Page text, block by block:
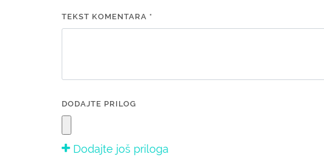
TEKST KOMENTARA *
DODAJTE PRILOG
Dodajte još priloga